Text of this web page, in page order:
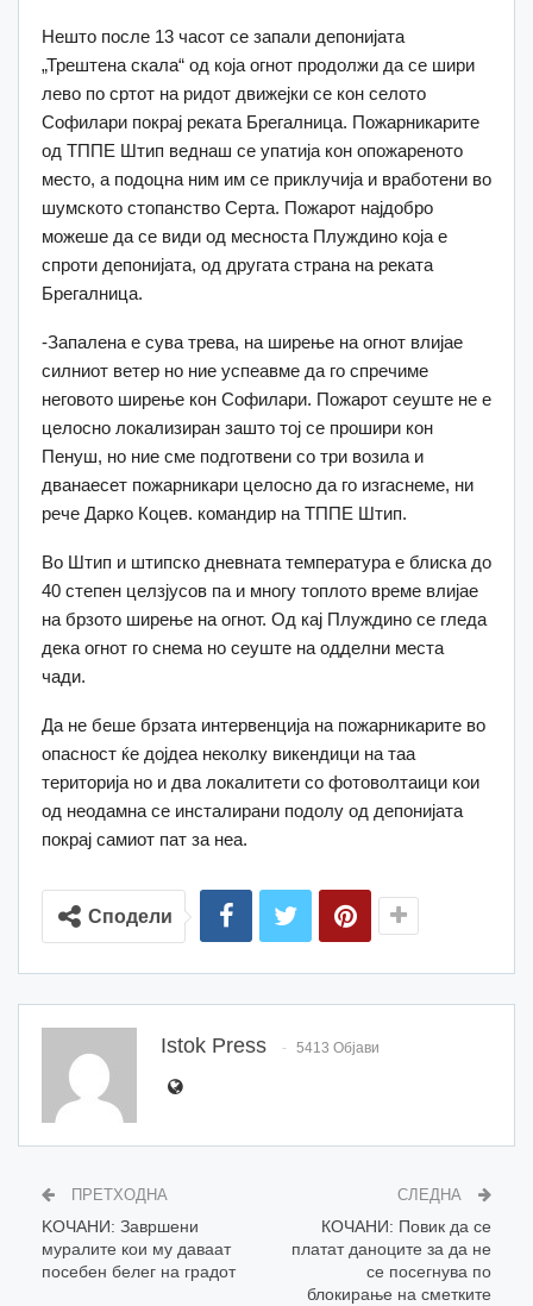
Нешто после 13 часот се запали депонијата
„Трештена скала“ од која огнот продолжи да се шири
лево по сртот на ридот движејки се кон селото
Софилари покрај реката Брегалница. Пожарникарите
од ТППЕ Штип веднаш се упатија кон опожареното
место, а подоцна ним им се приклучија и вработени во
шумското стопанство Серта. Пожарот најдобро
можеше да се види од месноста Плуждино која е
спроти депонијата, од другата страна на реката
Брегалница.
-Запалена е сува трева, на ширење на огнот влијае
силниот ветер но ние успеавме да го спречиме
неговото ширење кон Софилари. Пожарот сеуште не е
целосно локализиран зашто тој се прошири кон
Пенуш, но ние сме подготвени со три возила и
дванаесет пожарникари целосно да го изгаснеме, ни
рече Дарко Коцев. командир на ТППЕ Штип.
Во Штип и штипско дневната температура е блиска до
40 степен целзјусов па и многу топлото време влијае
на брзото ширење на огнот. Од кај Плуждино се гледа
дека огнот го снема но сеуште на одделни места
чади.
Да не беше брзата интервенција на пожарникарите во
опасност ќе дојдеа неколку викендици на таа
територија но и два локалитети со фотоволтаици кои
од неодамна се инсталирани подолу од депонијата
покрај самиот пат за неа.
Сподели
Istok Press 5413 Објави
ПРЕТХОДНА
KOЧАНИ: Завршени
муралите кои му даваат
посебен белег на градот
СЛЕДНА
КОЧАНИ: Повик да се
платат даноците за да не
се посегнува по
блокирање на сметките